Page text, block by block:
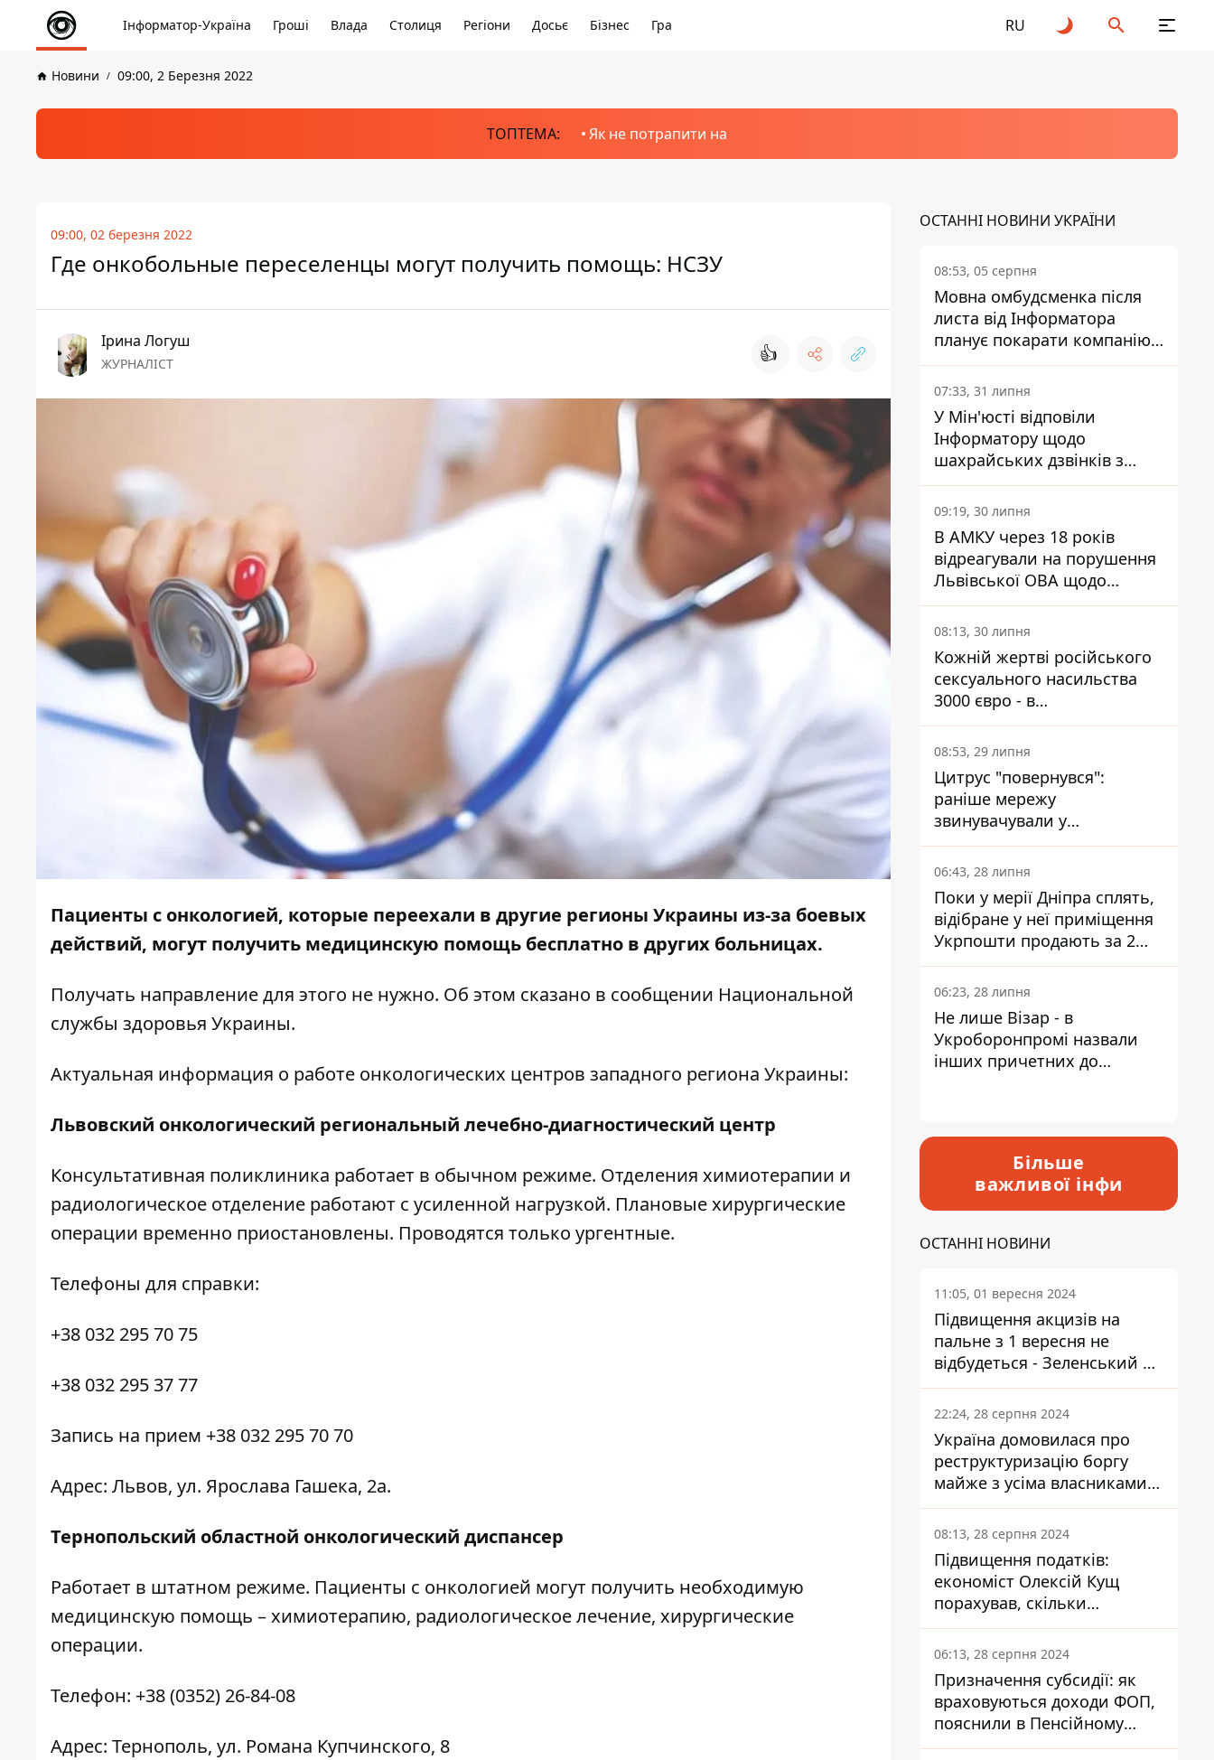
Інформатор-Україна Гроші Влада Столиця Регіони Досьє Бізнес Гра RU
Новини 09:00, 2 Березня 2022
ТОПТЕМА: Як не потрапити на
09:00, 02 березня 2022
Где онкобольные переселенцы могут получить помощь: НСЗУ
Ірина Логуш
ЖУРНАЛІСТ 👍
Пациенты с онкологией, которые переехали в другие регионы Украины из-за боевых
действий, могут получить медицинскую помощь бесплатно в других больницах.
Получать направление для этого не нужно. Об этом сказано в сообщении Национальной
службы здоровья Украины.
Актуальная информация о работе онкологических центров западного региона Украины:
Львовский онкологический региональный лечебно-диагностический центр
Консультативная поликлиника работает в обычном режиме. Отделения химиотерапии и
радиологическое отделение работают с усиленной нагрузкой. Плановые хирургические
операции временно приостановлены. Проводятся только ургентные.
Телефоны для справки:
+38 032 295 70 75
+38 032 295 37 77
Запись на прием +38 032 295 70 70
Адрес: Львов, ул. Ярослава Гашека, 2а.
Тернопольский областной онкологический диспансер
Работает в штатном режиме. Пациенты с онкологией могут получить необходимую
медицинскую помощь – химиотерапию, радиологическое лечение, хирургические
операции.
Телефон: +38 (0352) 26-84-08
Адрес: Тернополь, ул. Романа Купчинского, 8
ОСТАННІ НОВИНИ УКРАЇНИ
08:53, 05 серпня
Мовна омбудсменка після
листа від Інформатора
планує покарати компанію-
підрядника ПриватБанку
07:33, 31 липня
У Мін'юсті відповіли
Інформатору щодо
шахрайських дзвінків з
камери Сумського СІЗО так,
що ніхто нічого не зрозумів
09:19, 30 липня
В АМКУ через 18 років
відреагували на порушення
Львівської ОВА щодо
харчування у закладах
освіти
08:13, 30 липня
Кожній жертві російського
сексуального насильства
3000 євро - в
Мінсоцполітики пояснили
Інформатору, звідки на це
гроші
08:53, 29 липня
Цитрус "повернувся":
раніше мережу
звинувачували у
контрабанді техніки та
ухиленні від сплати
податків
06:43, 28 липня
Поки у мерії Дніпра сплять,
відібране у неї приміщення
Укрпошти продають за 2
мільйони
06:23, 28 липня
Не лише Візар - в
Укроборонпромі назвали
інших причетних до
Більше
важливої інфи
ОСТАННІ НОВИНИ
11:05, 01 вересня 2024
Підвищення акцизів на
пальне з 1 вересня не
відбудеться - Зеленський не
підписав закон
22:24, 28 серпня 2024
Україна домовилася про
реструктуризацію боргу
майже з усіма власниками
єврооблігацій: що це
означає для країни
08:13, 28 серпня 2024
Підвищення податків:
економіст Олексій Кущ
порахував, скільки
заплатить кожен українець
06:13, 28 серпня 2024
Призначення субсидії: як
враховуються доходи ФОП,
пояснили в Пенсійному
фонді